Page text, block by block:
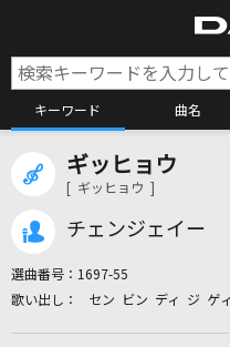
キーワード 曲名
ギッヒョウ
[ ギッヒョウ ]
チェンジェイー
選曲番号： 1697-55
セン ビン ディ ジ ゲ